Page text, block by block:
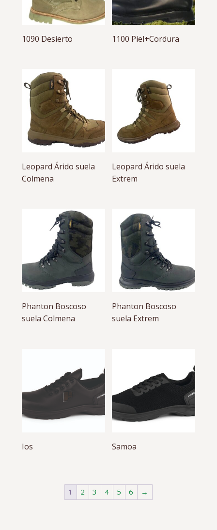
1090 Desierto 1100 Piel+Cordura
Leopard Árido suela
Colmena
Leopard Árido suela
Extrem
Phanton Boscoso
suela Colmena
Phanton Boscoso
suela Extrem
Ios Samoa
1 2 3 4 5 6 →